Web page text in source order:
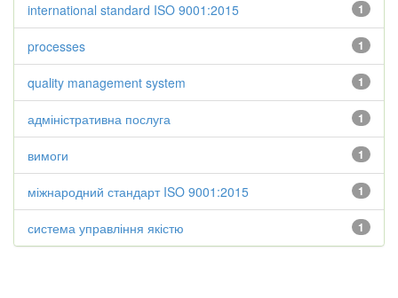
1
international standard ISO 9001:2015
1
processes
1
quality management system
1
адміністративна послуга
1
вимоги
1
міжнародний стандарт ISO 9001:2015
1
система управління якістю